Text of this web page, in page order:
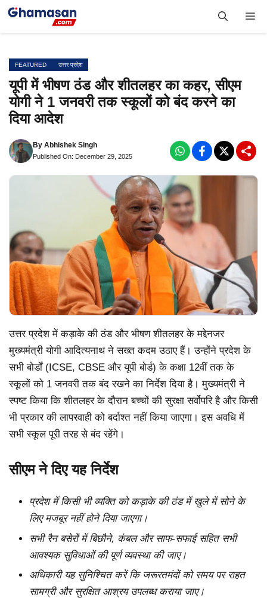
Skip
FEATURED उत्तर प्रदेश
यूपी में भीषण ठंड और शीतलहर का कहर, सीएम
योगी ने 1 जनवरी तक स्कूलों को बंद करने का
दिया आदेश
By Abhishek Singh
Published On: December 29, 2025
उत्तर प्रदेश में कड़ाके की ठंड और भीषण शीतलहर के मद्देनजर
मुख्यमंत्री योगी आदित्यनाथ ने सख्त कदम उठाए हैं। उन्होंने प्रदेश के
सभी बोर्डों (ICSE, CBSE और यूपी बोर्ड) के कक्षा 12वीं तक के
स्कूलों को 1 जनवरी तक बंद रखने का निर्देश दिया है। मुख्यमंत्री ने
स्पष्ट किया कि शीतलहर के दौरान बच्चों की सुरक्षा सर्वोपरि है और किसी
भी प्रकार की लापरवाही को बर्दाश्त नहीं किया जाएगा। इस अवधि में
सभी स्कूल पूरी तरह से बंद रहेंगे।
सीएम ने दिए यह निर्देश
प्रदेश में किसी भी व्यक्ति को कड़ाके की ठंड में खुले में सोने के
लिए मजबूर नहीं होने दिया जाएगा।
सभी रैन बसेरों में बिछौने, कंबल और साफ-सफाई सहित सभी
आवश्यक सुविधाओं की पूर्ण व्यवस्था की जाए।
अधिकारी यह सुनिश्चित करें कि जरूरतमंदों को समय पर राहत
सामग्री और सुरक्षित आश्रय उपलब्ध कराया जाए।